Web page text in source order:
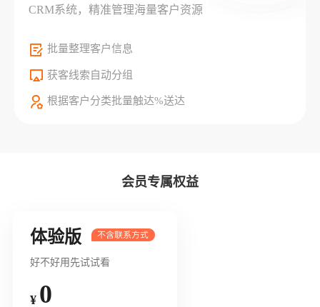
CRM系统，精准管理海量客户资源
批量整理客户信息
获客线索自动分组
根据客户分类批量触达%送达
会员专属权益
体验版
好不好用先试试看
¥ 0